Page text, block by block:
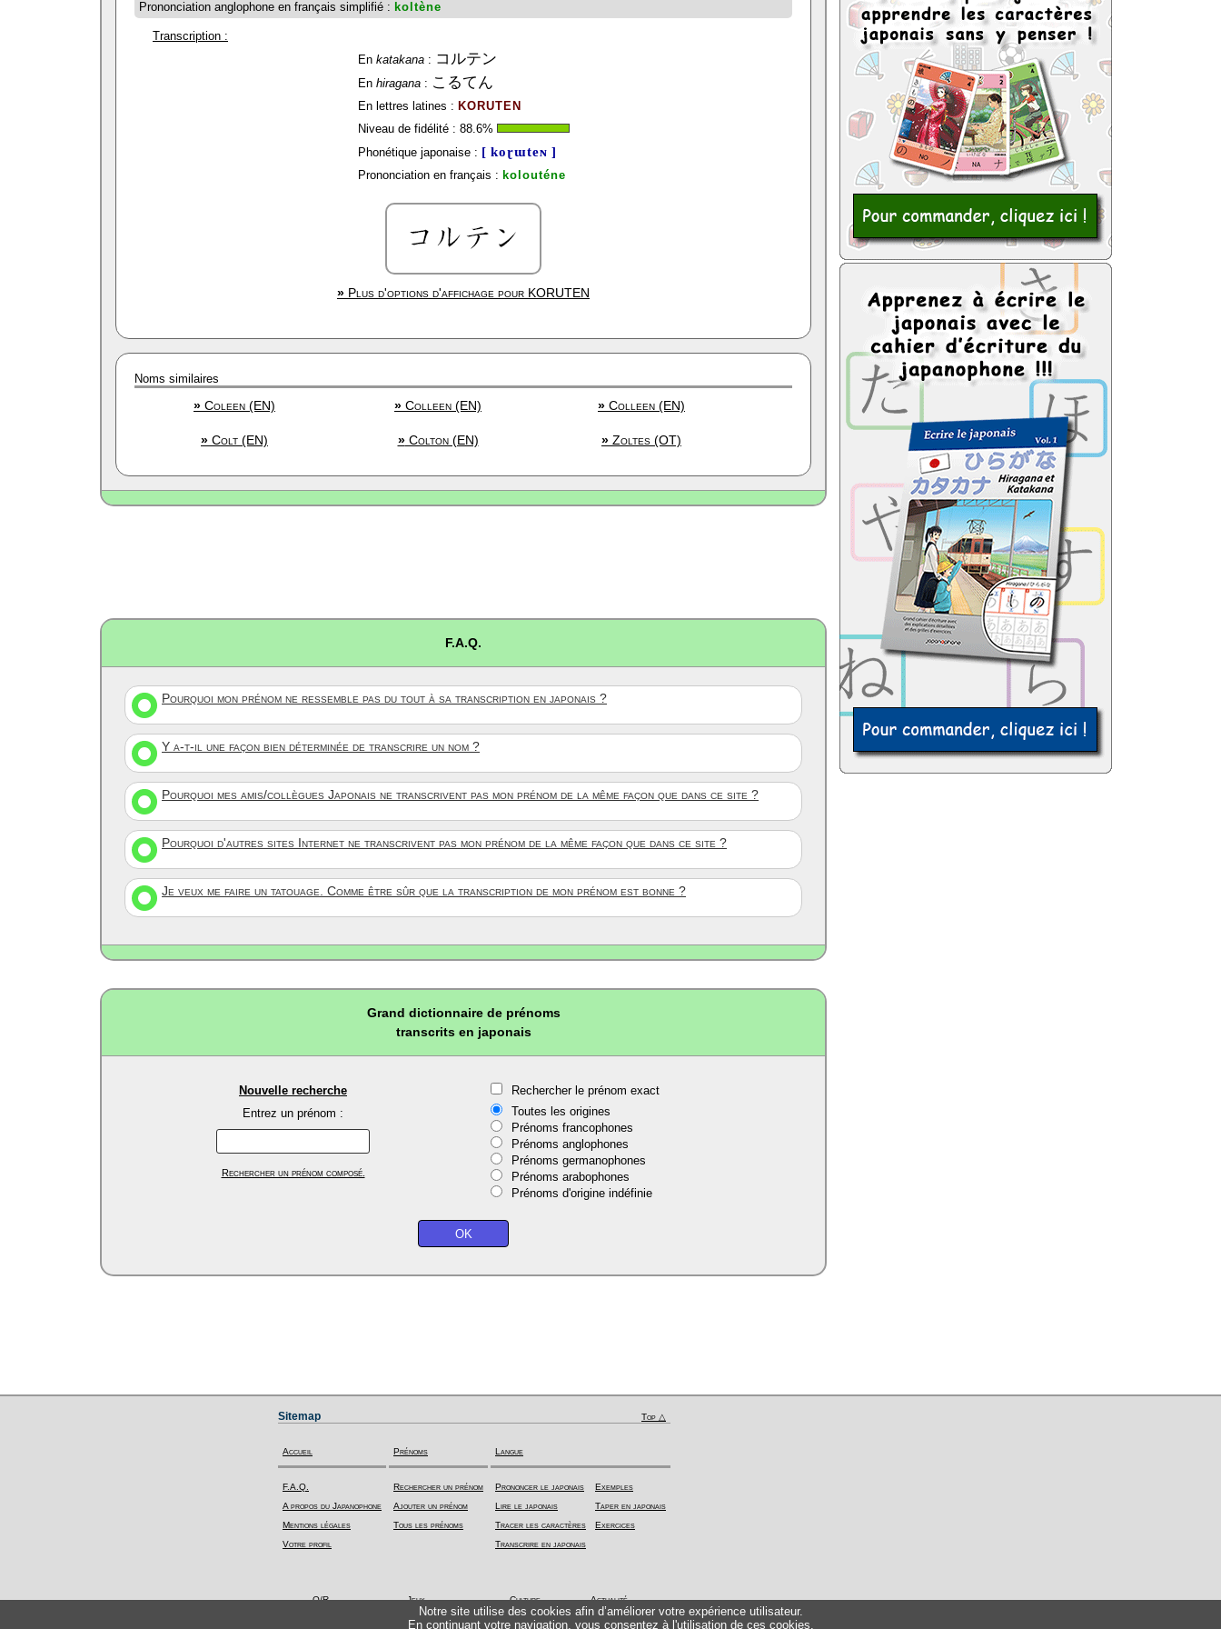
Prononciation anglophone en français simplifié : koltène
Transcription :
En katakana: コルテン
En hiragana: こるてん
En lettres latines : KORUTEN
Niveau de fidélité : 88.6%
Phonétique japonaise : [ koɽɯteɴ ]
Prononciation en français : kolouténe
» Plus d'options d'affichage pour KORUTEN
Noms similaires
» Coleen (EN) » Colleen (EN) » Colleen (EN)
» Colt (EN) »Colton (EN) » Zoltes (OT)
F.A.Q.
Pourquoi mon prénom ne ressemble pas du tout à sa transcription en japonais ?
Y a-t-il une façon bien déterminée de transcrire un nom ?
Pourquoi mes amis/collègues Japonais ne transcrivent pas mon prénom de la même façon que dans ce site ?
Pourquoi d'autres sites Internet ne transcrivent pas mon prénom de la même façon que dans ce site ?
Je veux me faire un tatouage. Comme être sûr que la transcription de mon prénom est bonne ?
Grand dictionnaire de prénoms
transcrits en japonais
Nouvelle recherche
Entrez un prénom :
Rechercher un prénom composé.
Rechercher le prénom exact
Toutes les origines
Prénoms francophones
Prénoms anglophones
Prénoms germanophones
Prénoms arabophones
Prénoms d'origine indéfinie
Notre site utilise des cookies afin d’améliorer votre expérience utilisateur.
En continuant votre navigation, vous consentez à l'utilisation de ces cookies.
Sitemap Top △
Accueil
F.A.Q.
A propos du Japanophone
Mentions légales
Votre profil
Prénoms
Rechercher un prénom
Ajouter un prénom
Tous les prénoms
Langue
Prononcer le japonais
Lire le japonais
Tracer les caractères
Transcrire en japonais
Exemples
Taper en japonais
Exercices
Q/R Jeux Culture Actualité